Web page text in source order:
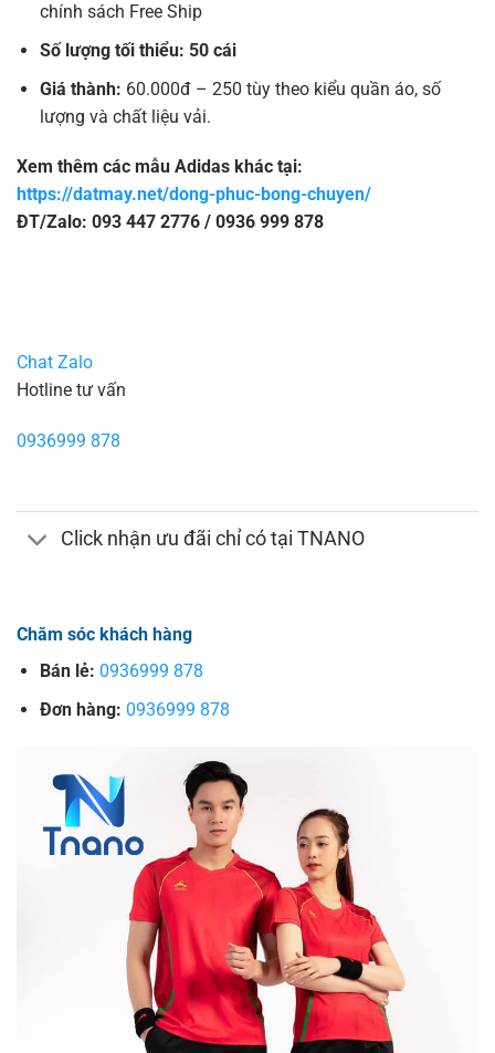
chính sách Free Ship
Số lượng tối thiểu: 50 cái
Giá thành: 60.000đ – 250 tùy theo kiểu quần áo, số
lượng và chất liệu vải.
Xem thêm các mẫu Adidas khác tại:
https://datmay.net/dong-phuc-bong-chuyen/
ĐT/Zalo: 093 447 2776 / 0936 999 878
Chat Zalo
Hotline tư vấn
0936999 878
Click nhận ưu đãi chỉ có tại TNANO
Chăm sóc khách hàng
Bán lẻ: 0936999 878
Đơn hàng: 0936999 878